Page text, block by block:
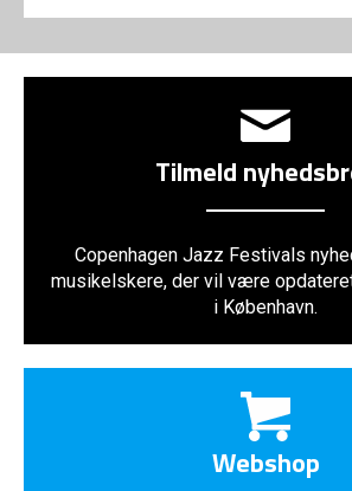
Tilmeld
Copenhagen Jazz Festivals
musikelskere, der vil være
i København.
Webshop